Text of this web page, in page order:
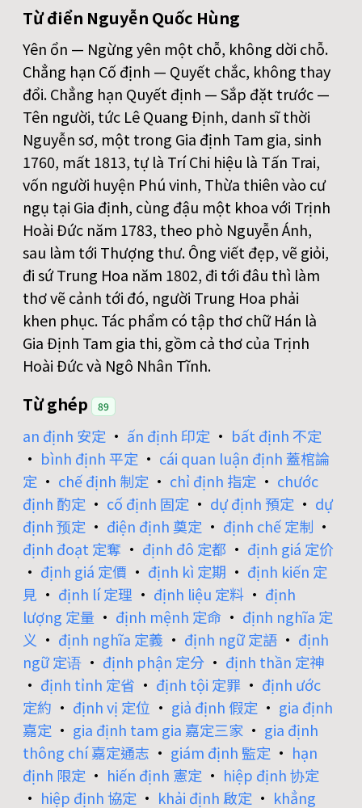
Từ điển Nguyễn Quốc Hùng
Yên ổn — Ngừng yên một chỗ, không dời chỗ.
Chẳng hạn Cố định — Quyết chắc, không thay
đổi. Chẳng hạn Quyết định — Sắp đặt trước —
Tên người, tức Lê Quang Định, danh sĩ thời
Nguyễn sơ, một trong Gia định Tam gia, sinh
1760, mất 1813, tự là Trí Chi hiệu là Tấn Trai,
vốn người huyện Phú vinh, Thừa thiên vào cư
ngụ tại Gia định, cùng đậu một khoa với Trịnh
Hoài Đức năm 1783, theo phò Nguyễn Ánh,
sau làm tới Thượng thư. Ông viết đẹp, vẽ giỏi,
đi sứ Trung Hoa năm 1802, đi tới đâu thì làm
thơ vẽ cảnh tới đó, người Trung Hoa phải
khen phục. Tác phẩm có tập thơ chữ Hán là
Gia Định Tam gia thi, gồm cả thơ của Trịnh
Hoài Đức và Ngô Nhân Tĩnh.
Từ ghép 89
an định 安定 • ấn định 印定 • bất định 不定
• bình định 平定 • cái quan luận định 蓋棺論
定 • chế định 制定 • chỉ định 指定 • chước
định 酌定 • cố định 固定 • dự định 預定 • dự
định 预定 • điện định 奠定 • định chế 定制 •
định đoạt 定奪 • định đô 定都 • định giá 定价
• định giá 定價 • định kì 定期 • định kiến 定
見 • định lí 定理 • định liệu 定料 • định
lượng 定量 • định mệnh 定命 • định nghĩa 定
义 • định nghĩa 定義 • định ngữ 定語 • định
ngữ 定语 • định phận 定分 • định thần 定神
• định tỉnh 定省 • định tội 定罪 • định ước
定約 • định vị 定位 • giả định 假定 • gia định
嘉定 • gia định tam gia 嘉定三家 • gia định
thông chí 嘉定通志 • giám định 監定 • hạn
định 限定 • hiến định 憲定 • hiệp định 协定
• hiệp định 協定 • khải định 啟定 • khẳng